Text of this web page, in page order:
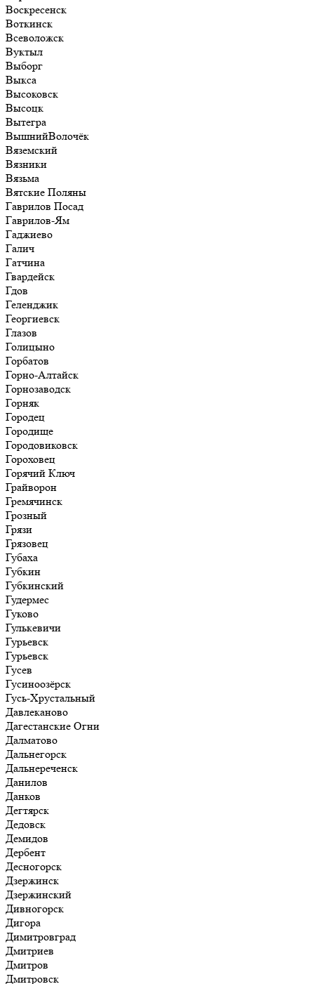
Воскресенск
Воткинск
Всеволожск
Вуктыл
Выборг
Выкса
Высоковск
Высоцк
Вытегра
ВышнийВолочёк
Вяземский
Вязники
Вязьма
Вятские Поляны
Гаврилов Посад
Гаврилов-Ям
Гаджиево
Галич
Гатчина
Гвардейск
Гдов
Геленджик
Георгиевск
Глазов
Голицыно
Горбатов
Горно-Алтайск
Горнозаводск
Горняк
Городец
Городище
Городовиковск
Гороховец
Горячий Ключ
Грайворон
Гремячинск
Грозный
Грязи
Грязовец
Губаха
Губкин
Губкинский
Гудермес
Гуково
Гулькевичи
Гурьевск
Гурьевск
Гусев
Гусиноозёрск
Гусь-Хрустальный
Давлеканово
Дагестанские Огни
Далматово
Дальнегорск
Дальнереченск
Данилов
Данков
Дегтярск
Дедовск
Демидов
Дербент
Десногорск
Дзержинск
Дзержинский
Дивногорск
Дигора
Димитровград
Дмитриев
Дмитров
Дмитровск